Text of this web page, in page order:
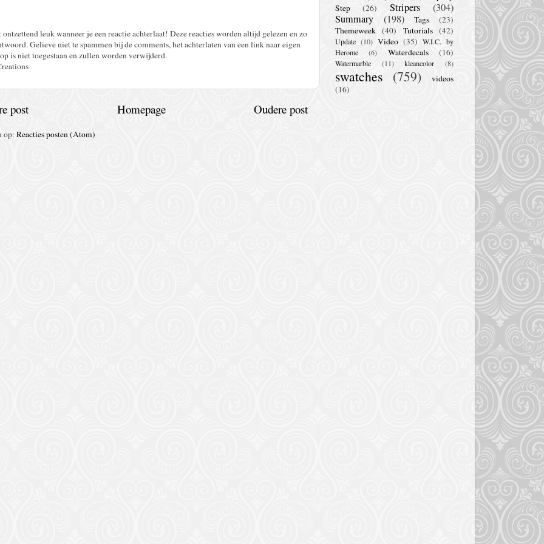
leuk wanneer je een reactie achterlaat! Deze reacties worden altijd gelezen en zo
Gelieve niet te spammen bij de comments, het achterlaten van een link naar eigen
is niet toegestaan en zullen worden verwijderd.
post Oudere post
Homepage
op: Reacties posten (Atom)
Step
(26) Stripers
(304)
Summary
(198) Tags
(23)
Themeweek (40) Tutorials (42)
Update (10) Video (35) W.I.C. by
Herome
(6) Waterdecals (16)
Watermarble (11) kleancolor (8)
swatches (759)
videos
(16)